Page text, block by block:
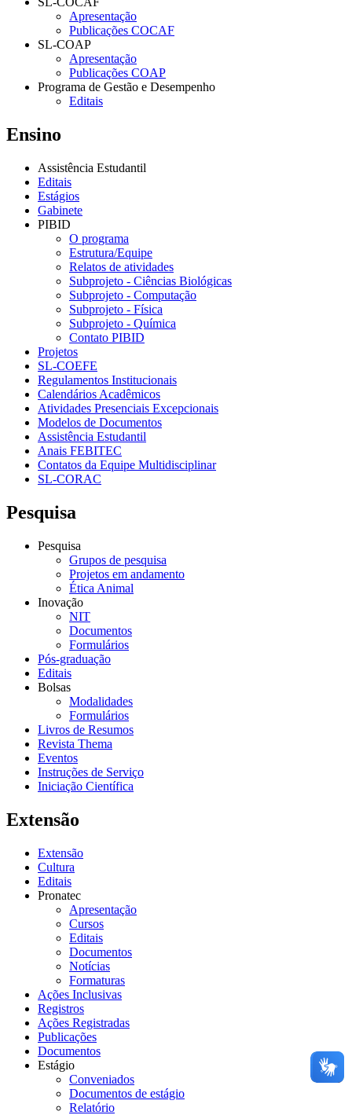
Apresentação
Publicações COCAF
SL-COAP
Apresentação
Publicações COAP
Programa de Gestão e Desempenho
Editais
Ensino
Assistência Estudantil
Editais
Estágios
Gabinete
PIBID
O programa
Estrutura/Equipe
Relatos de atividades
Subprojeto - Ciências Biológicas
Subprojeto - Computação
Subprojeto - Física
Subprojeto - Química
Contato PIBID
Projetos
SL-COEFE
Regulamentos Institucionais
Calendários Acadêmicos
Atividades Presenciais Excepcionais
Modelos de Documentos
Assistência Estudantil
Anais FEBITEC
Contatos da Equipe Multidisciplinar
SL-CORAC
Pesquisa
Pesquisa
Grupos de pesquisa
Projetos em andamento
Ética Animal
Inovação
NIT
Documentos
Formulários
Pós-graduação
Editais
Bolsas
Modalidades
Formulários
Livros de Resumos
Revista Thema
Eventos
Instruções de Serviço
Iniciação Científica
Extensão
Extensão
Cultura
Editais
Pronatec
Apresentação
Cursos
Editais
Documentos
Notícias
Formaturas
Ações Inclusivas
Registros
Ações Registradas
Publicações
Documentos
Estágio
Conveniados
Documentos de estágio
Relatório